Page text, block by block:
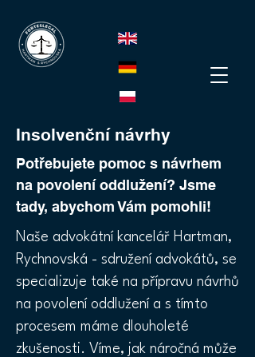
Insolvenční návrhy
Potřebujete pomoc s návrhem
na povolení oddlužení? Jsme
tady, abychom Vám pomohli!
Naše advokátní kancelář Hartman,
Rychnovská - sdružení advokátů, se
specializuje také na přípravu návrhů
na povolení oddlužení a s tímto
procesem máme dlouholeté
zkušenosti. Víme, jak náročná může